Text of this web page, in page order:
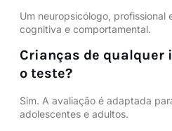
Um neuropsicólogo, profissional
cognitiva e comportamental.
Crianças de qualquer
o teste?
Sim. A avaliação é adaptada
adolescentes e adultos.